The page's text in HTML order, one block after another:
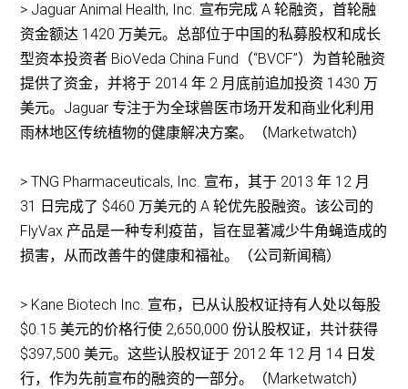
> Jaguar Animal Health, Inc. 宣布完成 A 轮融资，首轮融
资金额达 1420 万美元。总部位于中国的私募股权和成长
型资本投资者 BioVeda China Fund（“BVCF”）为首轮融资
提供了资金，并将于 2014 年 2 月底前追加投资 1430 万
美元。Jaguar 专注于为全球兽医市场开发和商业化利用
雨林地区传统植物的健康解决方案。（Marketwatch）
> TNG Pharmaceuticals, Inc. 宣布，其于 2013 年 12 月
31 日完成了 $460 万美元的 A 轮优先股融资。该公司的
FlyVax 产品是一种专利疫苗，旨在显著减少牛角蝇造成的
损害，从而改善牛的健康和福祉。（公司新闻稿）
> Kane Biotech Inc. 宣布，已从认股权证持有人处以每股
$0.15 美元的价格行使 2,650,000 份认股权证，共计获得
$397,500 美元。这些认股权证于 2012 年 12 月 14 日发
行，作为先前宣布的融资的一部分。（Marketwatch）